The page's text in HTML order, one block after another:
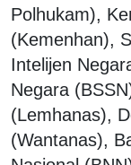
Polhukam),
(Kemenhan),
Intelijen
Negara
(Lemhanas),
(Wantanas),